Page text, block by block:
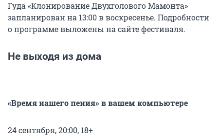
Гуда «Клонирование Двухголового Мамонта»
запланирован на 13:00 в воскресенье. Подробности
о программе выложены на сайте фестиваля.
Не выходя из дома
«Время нашего пения» в вашем компьютере
24 сентября, 20:00, 18+